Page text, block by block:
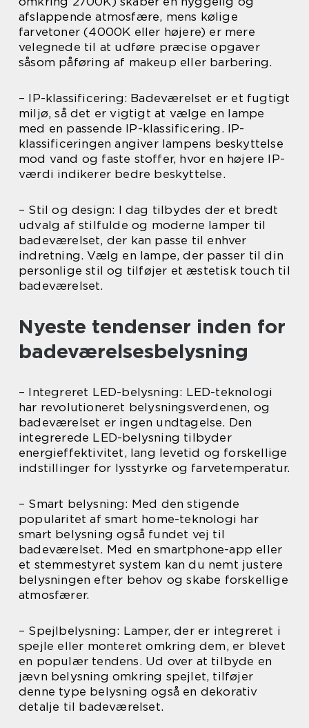
afslappende atmosfære, mens kølige
farvetoner (4000K eller højere) er mere
velegnede til at udføre præcise opgaver
såsom påføring af makeup eller barbering.
– IP-klassificering: Badeværelset er et fugtigt
miljø, så det er vigtigt at vælge en lampe
med en passende IP-klassificering. IP-
klassificeringen angiver lampens beskyttelse
mod vand og faste stoffer, hvor en højere IP-
værdi indikerer bedre beskyttelse.
– Stil og design: I dag tilbydes der et bredt
udvalg af stilfulde og moderne lamper til
badeværelset, der kan passe til enhver
indretning. Vælg en lampe, der passer til din
personlige stil og tilføjer et æstetisk touch til
badeværelset.
Nyeste tendenser inden for
badeværelsesbelysning
– Integreret LED-belysning: LED-teknologi
har revolutioneret belysningsverdenen, og
badeværelset er ingen undtagelse. Den
integrerede LED-belysning tilbyder
energieffektivitet, lang levetid og forskellige
indstillinger for lysstyrke og farvetemperatur.
– Smart belysning: Med den stigende
popularitet af smart home-teknologi har
smart belysning også fundet vej til
badeværelset. Med en smartphone-app eller
et stemmestyret system kan du nemt justere
belysningen efter behov og skabe forskellige
atmosfærer.
– Spejlbelysning: Lamper, der er integreret i
spejle eller monteret omkring dem, er blevet
en populær tendens. Ud over at tilbyde en
jævn belysning omkring spejlet, tilføjer
denne type belysning også en dekorativ
detalje til badeværelset.